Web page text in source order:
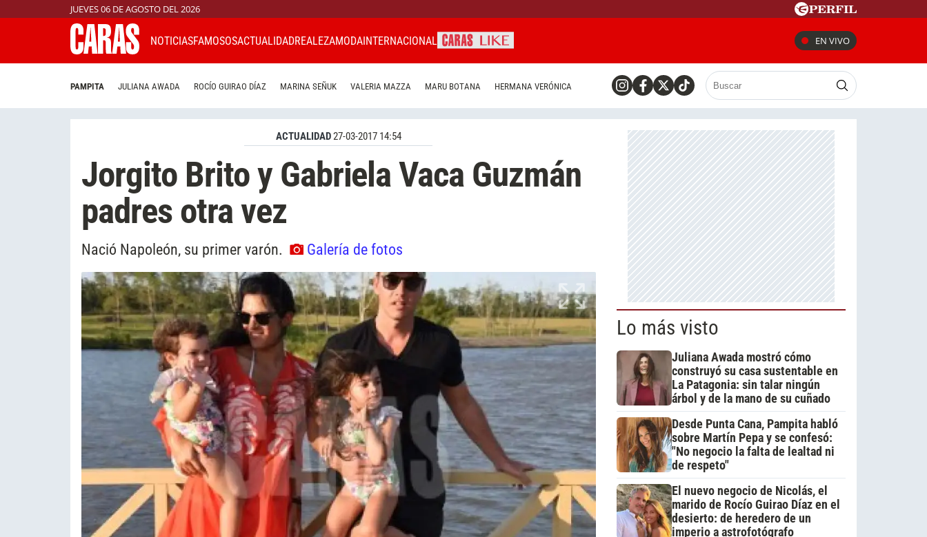
JUEVES 06 DE AGOSTO DEL 2026
NOTICIASFAMOSOSACTUALIDADREALEZAMODAINTERNACIONAL EN VIVO
PAMPITA JULIANA AWADA ROCÍO GUIRAO DÍAZ MARINA SEÑUK VALERIA MAZZA MARU BOTANA HERMANA VERÓNICA
ACTUALIDAD27-03-2017 14:54
Jorgito Brito y Gabriela Vaca Guzmán
padres otra vez
Nació Napoleón, su primer varón. Galería de fotos
Lo más visto
Juliana Awada mostró cómo
construyó su casa sustentable en
La Patagonia: sin talar ningún
árbol y de la mano de su cuñado
Desde Punta Cana, Pampita habló
sobre Martín Pepa y se confesó:
"No negocio la falta de lealtad ni
de respeto"
El nuevo negocio de Nicolás, el
marido de Rocío Guirao Díaz en el
desierto: de heredero de un
imperio a astrofotógrafo